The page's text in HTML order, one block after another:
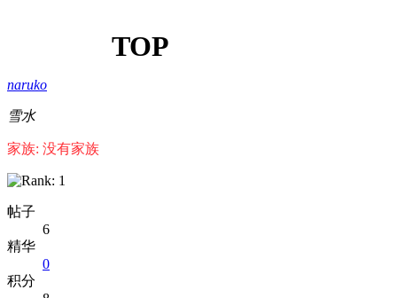
TOP
naruko
雪水
家族: 没有家族
帖子
6
精华
0
积分